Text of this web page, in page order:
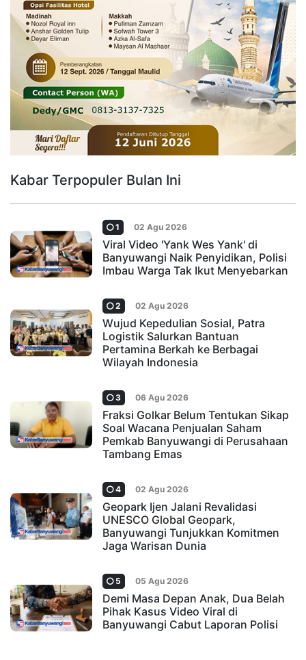
Kabar Terpopuler Bulan Ini
1 02 Agu 2026
Viral Video 'Yank Wes Yank' di
Banyuwangi Naik Penyidikan, Polisi
Imbau Warga Tak Ikut Menyebarkan
2 02 Agu 2026
Wujud Kepedulian Sosial, Patra
Logistik Salurkan Bantuan
Pertamina Berkah ke Berbagai
Wilayah Indonesia
3 06 Agu 2026
Fraksi Golkar Belum Tentukan Sikap
Soal Wacana Penjualan Saham
Pemkab Banyuwangi di Perusahaan
Tambang Emas
4 02 Agu 2026
Geopark Ijen Jalani Revalidasi
UNESCO Global Geopark,
Banyuwangi Tunjukkan Komitmen
Jaga Warisan Dunia
5 05 Agu 2026
Demi Masa Depan Anak, Dua Belah
Pihak Kasus Video Viral di
Banyuwangi Cabut Laporan Polisi